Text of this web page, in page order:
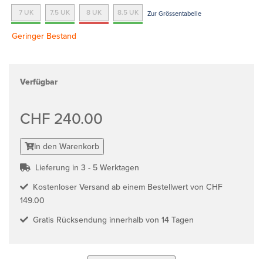
7 UK 7.5 UK 8 UK 8.5 UK Zur Grössentabelle
Geringer Bestand
Verfügbar
CHF 240.00
In den Warenkorb
Lieferung in 3 - 5 Werktagen
Kostenloser Versand ab einem Bestellwert von CHF
149.00
Gratis Rücksendung innerhalb von 14 Tagen